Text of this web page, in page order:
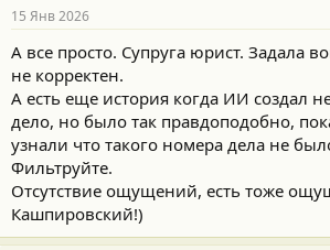
н
с
т
и
15 Янв 2026
А все просто. Супруга юрист. Задала
не корректен.
А есть еще история когда ИИ создал
дело, но было так правдоподобно,
узнали что такого номера дела не
Фильтруйте.
Отсутствие ощущений, есть тоже
Кашпировский!)